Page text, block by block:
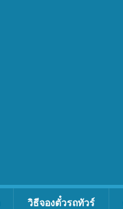
วิธีจองตั๋วรถทัวร์